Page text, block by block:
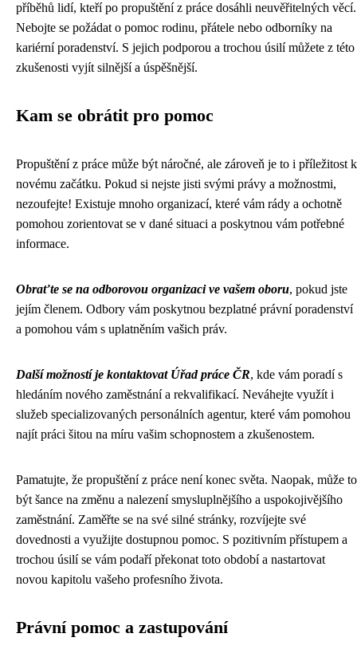
příběhů lidí, kteří po propuštění z práce dosáhli neuvěřitelných věcí.
Nebojte se požádat o pomoc rodinu, přátele nebo odborníky na
kariérní poradenství. S jejich podporou a trochou úsilí můžete z této
zkušenosti vyjít silnější a úspěšnější.
Kam se obrátit pro pomoc
Propuštění z práce může být náročné, ale zároveň je to i příležitost k
novému začátku. Pokud si nejste jisti svými právy a možnostmi,
nezoufejte! Existuje mnoho organizací, které vám rády a ochotně
pomohou zorientovat se v dané situaci a poskytnou vám potřebné
informace.
Obraťte se na odborovou organizaci ve vašem oboru, pokud jste
jejím členem. Odbory vám poskytnou bezplatné právní poradenství
a pomohou vám s uplatněním vašich práv.
Další možností je kontaktovat Úřad práce ČR, kde vám poradí s
hledáním nového zaměstnání a rekvalifikací. Neváhejte využít i
služeb specializovaných personálních agentur, které vám pomohou
najít práci šitou na míru vašim schopnostem a zkušenostem.
Pamatujte, že propuštění z práce není konec světa. Naopak, může to
být šance na změnu a nalezení smysluplnějšího a uspokojivějšího
zaměstnání. Zaměřte se na své silné stránky, rozvíjejte své
dovednosti a využijte dostupnou pomoc. S pozitivním přístupem a
trochou úsilí se vám podaří překonat toto období a nastartovat
novou kapitolu vašeho profesního života.
Právní pomoc a zastupování